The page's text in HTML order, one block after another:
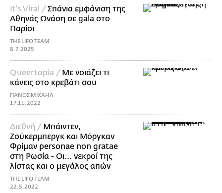
It's Viral / Σπάνια εμφάνιση της
Αθηνάς Ωνάση σε gala στο
Παρίσι
THE LIFO TEAM
8.7.2025
Queertopia / Με νοιάζει τι
κάνεις στο κρεβάτι σου
ΠΑΝΟΣ ΜΙΧΑΗΛ
17.11.2022
Διεθνή / Μπάιντεν,
Ζούκερμπεργκ και Μόργκαν
Φρίμαν personae non gratae
στη Ρωσία - Οι... νεκροί της
λίστας και ο μεγάλος απών
THE LIFO TEAM
22.5.2022